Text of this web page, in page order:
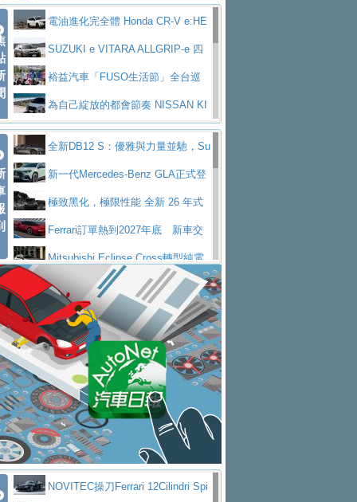
電油進化完全體 Honda CR-V e:HE
V PrestigeSUZUKI e VITARA ALLGRIP-e 四
驅精神的純電新詮釋
裕益汽車「FUSO生活節」全台巡
迴 結合生活體驗、交通安全與購車優惠
為自己綻放的都會節奏 NISSAN KI
CKS SAKURA為品味獨具層峰買家打造的頂級座
駕，MAZDA CX-90 33T AWD Premium Ca
ptain Seat
EV
技的座駕! Ford Territory中型油電休旅
SO Super Great今日在台登場，結合先進安
全輔助科技
ntis四品牌經銷權，全新多品牌旗艦展示中
心開幕啟用
屏東特搜大隊再添新利器 SITRAK
救助器材車買氣不衰、SUZUKI經銷商勇於開啟
全新大店，新北都鈴木占地500坪土城旗艦
展示中心開幕
2025第七屆ISUZU運轉職人挑戰賽
熱血登場 展現極致車技與專業職人精神
H2GP世界總決賽圓滿落幕 台灣團
隊表現精彩淨零減碳指標性應用 純電動水泥預
拌車 消防車除了滅火裝備還需要什麼？
一探SITRAK “準” 消防車的究竟
大益金龍初試啼聲，汽柴油5噸貨車
不是對手正宗年鑑2025年全球自動車年鑑1月
下旬問世！2024第六屆ISUZU運轉職人挑戰賽
全新DB12 S：優雅與力量並馳，Su
per Tourer的顛峰之作
新一代Mercedes-Benz GLA正式登
場 續航最高657公里、支援320kW快充
極致黑化，極限性能 全新 26 年式
DEFENDER OCTA BLACK 限量登台
Ferrari訂單熱到2027年底 新車交
付至少得等一年以上
Mitsubishi Eclipse Cross轉型純電
休旅 87kWh電池續航超過600公里
全新BMW 318i Touring豪華旅行車
全台限量200台 進化現型
不等零關稅的紅利，Jeep品牌今日
起展開首批車交車
Volvo EX60 即將叩關，靜肅性、底
盤與數位介面搶先揭露
Audi Q9 將於 2026 年底上市 旗艦
大型 SUV 鎖定七人座豪華市場
BMW攜手漫威電影【蜘蛛人：重生
日】 Skoda 發表全新 Peaq 內裝：七人
座純電旗艦 SUV，行李廂最大可達 935 公
升
全新純電 Mercedes-Benz C 400 4
MATIC Electric 登場
奢華與科技大躍進，MAZDA全新3
NOVITEC操刀Ferrari 12Cilindri Spi